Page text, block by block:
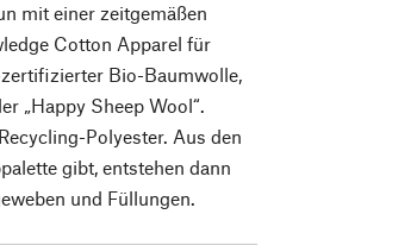
mit einer zeitgemäßen
Cotton Apparel für
Bio-Baumwolle,
„Happy Sheep Wool“.
Polyester. Aus den
gibt, entstehen dann
und Füllungen.